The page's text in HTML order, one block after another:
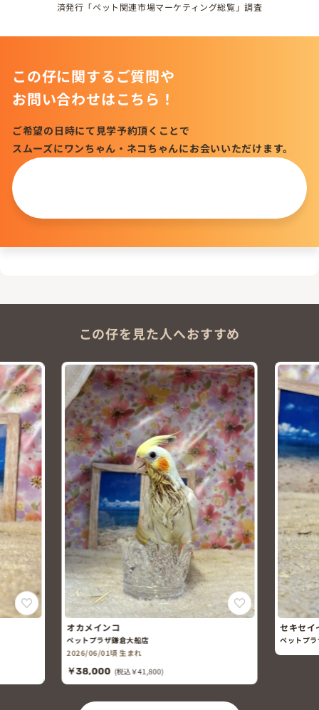
済発行「ペット関連市場マーケティング総覧」調査
この仔に関するご質問や
お問い合わせはこちら！
ご希望の日時にて見学予約頂くことで
スムーズにワンちゃん・ネコちゃんにお会いいただけます。
この仔を見た人へおすすめ
オカメインコ
ペットプラザ鎌倉大船店
2026/06/01頃 生まれ
￥38,000 (税込￥41,800)
セキセイ
ペットプ